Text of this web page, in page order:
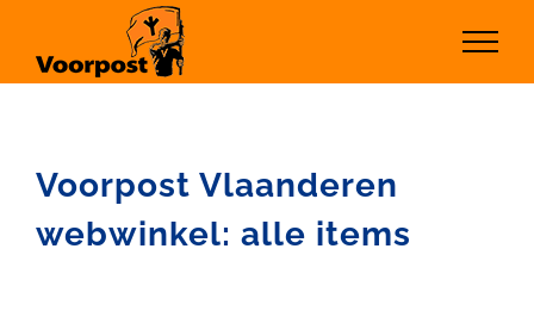
inhoud
Voorpost Vlaanderen
webwinkel: alle items